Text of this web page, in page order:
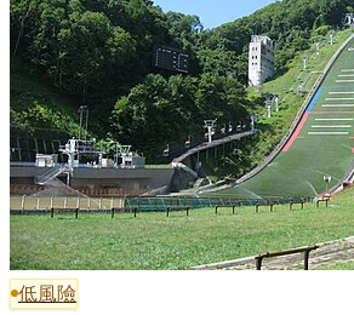
低風險